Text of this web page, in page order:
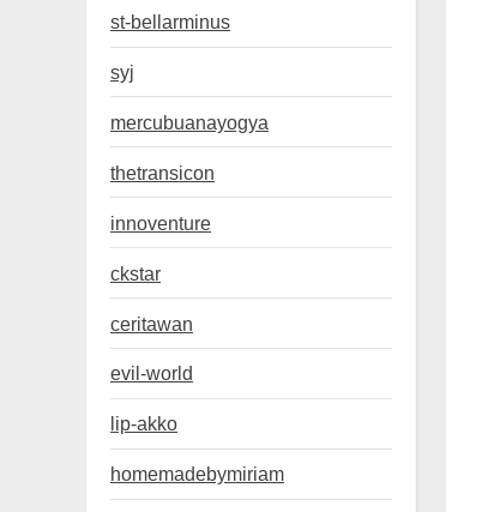
st-bellarminus
syj
mercubuanayogya
thetransicon
innoventure
ckstar
ceritawan
evil-world
lip-akko
homemadebymiriam